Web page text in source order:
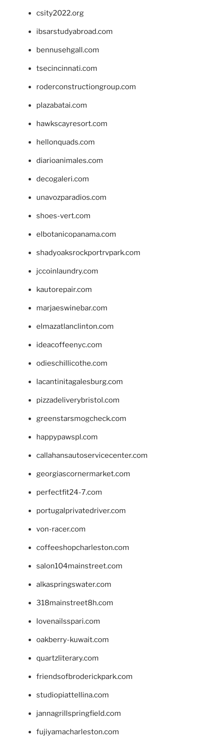
csity2022.org
ibsarstudyabroad.com
bennusehgall.com
tsecincinnati.com
roderconstructiongroup.com
plazabatai.com
hawkscayresort.com
hellonquads.com
diarioanimales.com
decogaleri.com
unavozparadios.com
shoes-vert.com
elbotanicopanama.com
shadyoaksrockportrvpark.com
jccoinlaundry.com
kautorepair.com
marjaeswinebar.com
elmazatlanclinton.com
ideacoffeenyc.com
odieschillicothe.com
lacantinitagalesburg.com
pizzadeliverybristol.com
greenstarsmogcheck.com
happypawspl.com
callahansautoservicecenter.com
georgiascornermarket.com
perfectfit24-7.com
portugalprivatedriver.com
von-racer.com
coffeeshopcharleston.com
salon104mainstreet.com
alkaspringswater.com
318mainstreet8h.com
lovenailsspari.com
oakberry-kuwait.com
quartzliterary.com
friendsofbroderickpark.com
studiopiattellina.com
jannagrillspringfield.com
fujiyamacharleston.com